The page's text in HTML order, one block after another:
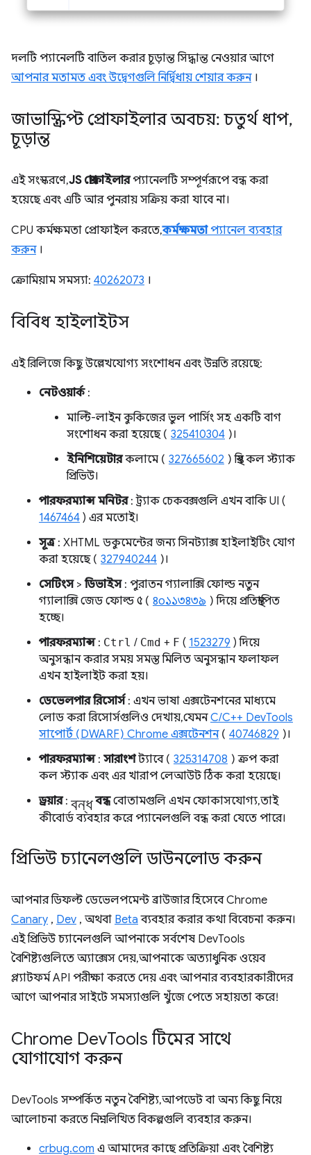
দলটি প্যানেলটি বাতিল করার চূড়ান্ত সিদ্ধান্ত নেওয়ার আগে
আপনার মতামত এবং উদ্বেগগুলি নির্দ্বিধায় শেয়ার করুন।
জাভাস্ক্রিপ্ট প্রোফাইলার অবচয়: চতুর্থ ধাপ,
চূড়ান্ত
এই সংস্করণে,JS প্রোফাইলারপ্যানেলটি সম্পূর্ণরূপে বন্ধ করা
হয়েছে এবং এটি আর পুনরায় সক্রিয় করা যাবে না।
CPU কর্মক্ষমতা প্রোফাইল করতে,কর্মক্ষমতাপ্যানেল ব্যবহার
করুন।
ক্রোমিয়াম সমস্যা: 40262073 ।
বিবিধ হাইলাইটস
এই রিলিজে কিছু উল্লেখযোগ্য সংশোধন এবং উন্নতি রয়েছে:
নেটওয়ার্ক:
মাল্টি-লাইন কুকিজের ভুল পার্সিং সহ একটি বাগ
সংশোধন করা হয়েছে ( 325410304 )।
ইনিশিয়েটারকলামে ( 327665602 ) স্থির কল স্ট্যাক
প্রিভিউ।
পারফরম্যান্স মনিটর: ট্র্যাক চেকবক্সগুলি এখন বাকি UI (
1467464 ) এর মতোই।
সূত্র: XHTML ডকুমেন্টের জন্য সিনট্যাক্স হাইলাইটিং যোগ
করা হয়েছে ( 327940244 )।
সেটিংস>ডিভাইস: পুরাতন গ্যালাক্সি ফোল্ড নতুন
গ্যালাক্সি জেড ফোল্ড ৫ ( ৪০১১৩৪৩৯ ) দিয়ে প্রতিস্থাপিত
হচ্ছে।
পারফরম্যান্স: Ctrl / Cmd + F ( 1523279 ) দিয়ে
অনুসন্ধান করার সময় সমস্ত মিলিত অনুসন্ধান ফলাফল
এখন হাইলাইট করা হয়।
ডেভেলপার রিসোর্স: এখন ভাষা এক্সটেনশনের মাধ্যমে
লোড করা রিসোর্সগুলিও দেখায়, যেমনC/C++ DevTools
সাপোর্ট (DWARF) Chrome এক্সটেনশন( 40746829 )।
পারফরম্যান্স: সারাংশট্যাবে ( 325314708 ) ক্রপ করা
কল স্ট্যাক এবং এর খারাপ লেআউট ঠিক করা হয়েছে।
ড্রয়ার: বন্ধ বন্ধবোতামগুলি এখন ফোকাসযোগ্য, তাই
কীবোর্ড ব্যবহার করে প্যানেলগুলি বন্ধ করা যেতে পারে।
প্রিভিউ চ্যানেলগুলি ডাউনলোড করুন
আপনার ডিফল্ট ডেভেলপমেন্ট ব্রাউজার হিসেবে Chrome
Canary , Dev , অথবা Beta ব্যবহার করার কথা বিবেচনা করুন।
এই প্রিভিউ চ্যানেলগুলি আপনাকে সর্বশেষ DevTools
বৈশিষ্ট্যগুলিতে অ্যাক্সেস দেয়, আপনাকে অত্যাধুনিক ওয়েব
প্ল্যাটফর্ম API পরীক্ষা করতে দেয় এবং আপনার ব্যবহারকারীদের
আগে আপনার সাইটে সমস্যাগুলি খুঁজে পেতে সহায়তা করে!
Chrome DevTools টিমের সাথে
যোগাযোগ করুন
DevTools সম্পর্কিত নতুন বৈশিষ্ট্য, আপডেট বা অন্য কিছু নিয়ে
আলোচনা করতে নিম্নলিখিত বিকল্পগুলি ব্যবহার করুন।
crbug.com এ আমাদের কাছে প্রতিক্রিয়া এবং বৈশিষ্ট্য